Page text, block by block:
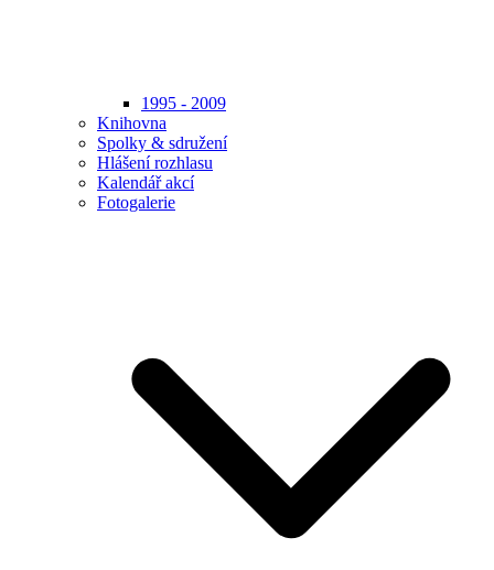
1995 - 2009
Knihovna
Spolky & sdružení
Hlášení rozhlasu
Kalendář akcí
Fotogalerie